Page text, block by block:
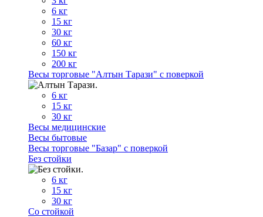
6 кг
15 кг
30 кг
60 кг
150 кг
200 кг
Весы торговые "Алтын Тарази" с поверкой
6 кг
15 кг
30 кг
Весы медицинские
Весы бытовые
Весы торговые "Базар" с поверкой
Без стойки
6 кг
15 кг
30 кг
Со стойкой